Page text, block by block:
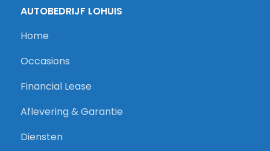
AUTOBEDRIJF LOHUIS
Home
Occasions
Financial Lease
Aflevering & Garantie
Diensten